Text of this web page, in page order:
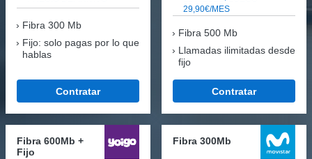
Fibra 300 Mb
Fijo: solo pagas por lo que
hablas
Contratar
29,90€/MES
Fibra 500 Mb
Llamadas ilimitadas desde
fijo
Contratar
Fibra 600Mb +
Fijo
Fibra 300Mb